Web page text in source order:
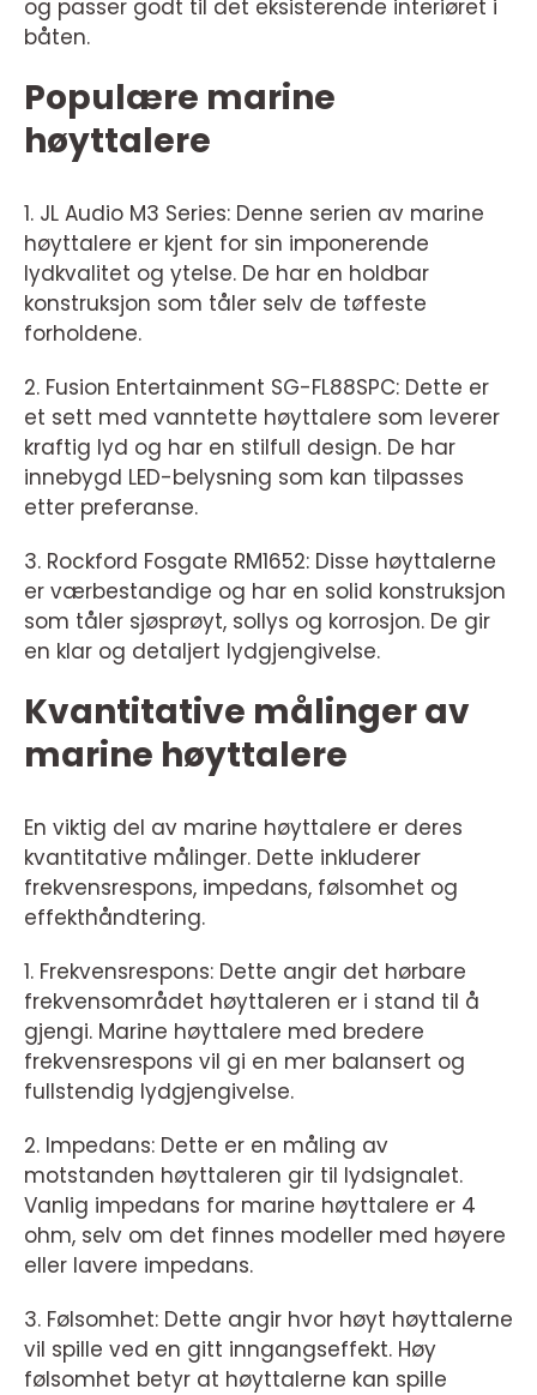
og passer godt til det eksisterende interiøret i
båten.
Populære marine
høyttalere
1. JL Audio M3 Series: Denne serien av marine
høyttalere er kjent for sin imponerende
lydkvalitet og ytelse. De har en holdbar
konstruksjon som tåler selv de tøffeste
forholdene.
2. Fusion Entertainment SG-FL88SPC: Dette er
et sett med vanntette høyttalere som leverer
kraftig lyd og har en stilfull design. De har
innebygd LED-belysning som kan tilpasses
etter preferanse.
3. Rockford Fosgate RM1652: Disse høyttalerne
er værbestandige og har en solid konstruksjon
som tåler sjøsprøyt, sollys og korrosjon. De gir
en klar og detaljert lydgjengivelse.
Kvantitative målinger av
marine høyttalere
En viktig del av marine høyttalere er deres
kvantitative målinger. Dette inkluderer
frekvensrespons, impedans, følsomhet og
effekthåndtering.
1. Frekvensrespons: Dette angir det hørbare
frekvensområdet høyttaleren er i stand til å
gjengi. Marine høyttalere med bredere
frekvensrespons vil gi en mer balansert og
fullstendig lydgjengivelse.
2. Impedans: Dette er en måling av
motstanden høyttaleren gir til lydsignalet.
Vanlig impedans for marine høyttalere er 4
ohm, selv om det finnes modeller med høyere
eller lavere impedans.
3. Følsomhet: Dette angir hvor høyt høyttalerne
vil spille ved en gitt inngangseffekt. Høy
følsomhet betyr at høyttalerne kan spille